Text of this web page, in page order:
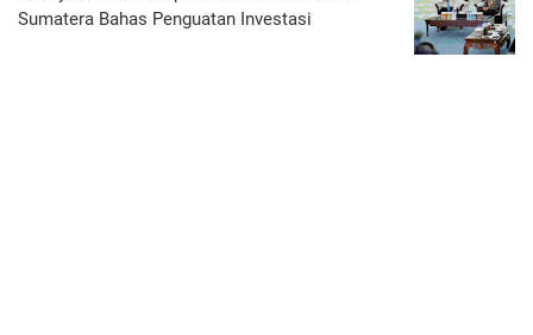
Sumatera Bahas Penguatan Investasi